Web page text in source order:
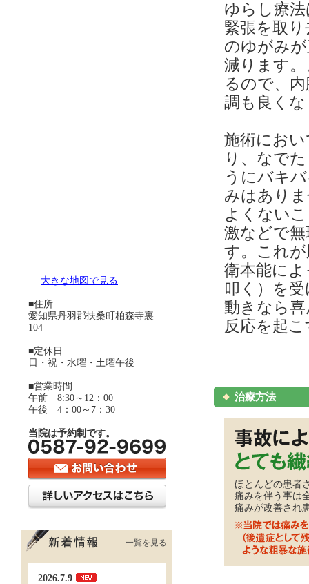
ゆらし療
緊張を取
のゆがみ
減ります
るので、
調も良く
施術にお
り、なで
うにバキ
みはあり
よくない
激などで
す。これ
衛本能に
叩く）を
動きなら
反応を起
治療方法
ほとんどの患者
痛みを伴う事は
痛みが改善され
大きな地図で見る
■住所
愛知県丹羽郡扶桑町柏森寺裏
104
■定休日
日・祝・水曜・土曜午後
■営業時間
午前 8:30～12：00
午後 4：00～7：30
当院は予約制です。
一覧を見る
2026.7.9